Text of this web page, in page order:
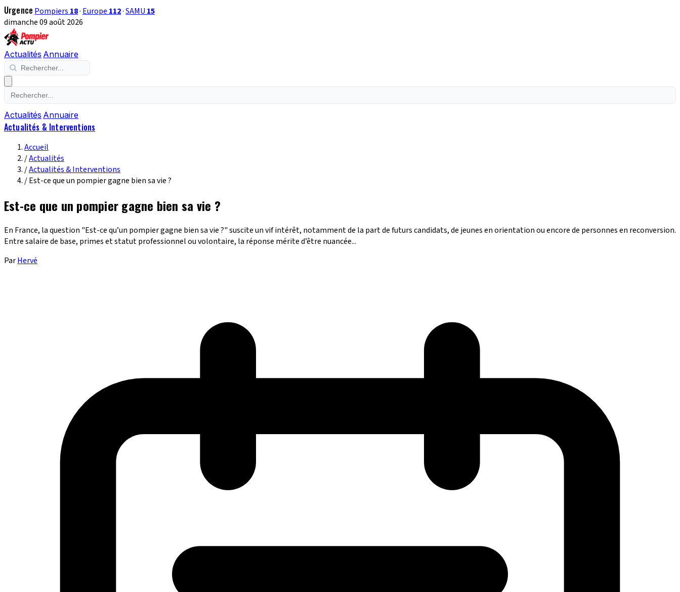
Urgence Pompiers 18· Europe 112·SAMU 15
dimanche 09 août 2026
Actualités Annuaire
Actualités Annuaire
Actualités & Interventions
Accueil
/Actualités
/Actualités & Interventions
/Est-ce que un pompier gagne bien sa vie ?
Est-ce que un pompier gagne bien sa vie ?
En France, la question "Est-ce qu’un pompier gagne bien sa vie ?" suscite un vif intérêt, notamment de la part de futurs candidats, de jeunes en orientation ou encore de personnes en reconversion.
Entre salaire de base, primes et statut professionnel ou volontaire, la réponse mérite d’être nuancée...
ParHervé